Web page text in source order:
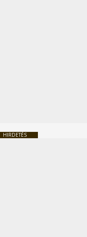
HIRDETÉS